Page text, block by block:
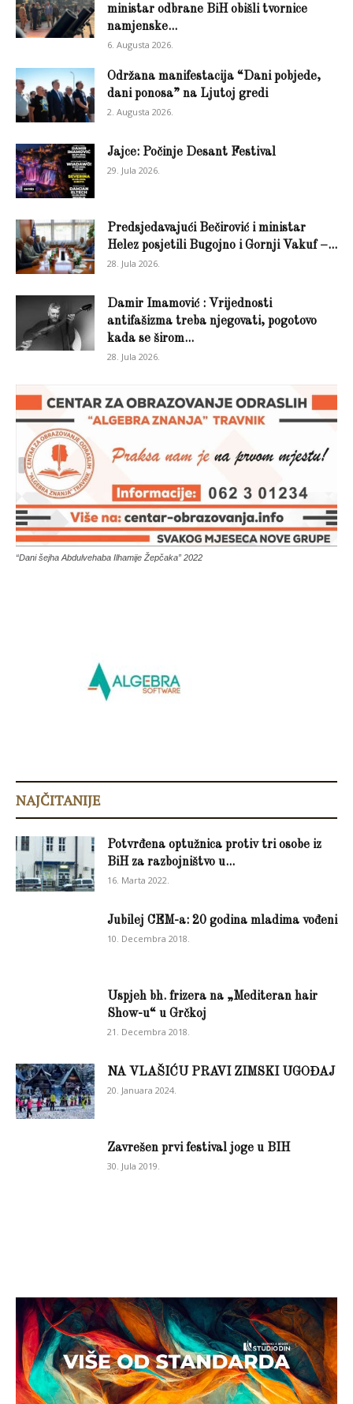
ministar odbrane BiH obišli tvornice
namjenske...
6. Augusta 2026.
Održana manifestacija “Dani pobjede,
dani ponosa” na Ljutoj gredi
2. Augusta 2026.
Jajce: Počinje Desant Festival
29. Jula 2026.
Predsjedavajući Bečirović i ministar
Helez posjetili Bugojno i Gornji Vakuf –...
28. Jula 2026.
Damir Imamović : Vrijednosti
antifašizma treba njegovati, pogotovo
kada se širom...
28. Jula 2026.
“Dani šejha Abdulvehaba Ilhamije Žepčaka” 2022
NAJČITANIJE
Potvrđena optužnica protiv tri osobe iz
BiH za razbojništvo u...
16. Marta 2022.
Jubilej CEM-a: 20 godina mladima vođeni
10. Decembra 2018.
Uspjeh bh. frizera na „Mediteran hair
Show-u“ u Grčkoj
21. Decembra 2018.
NA VLAŠIĆU PRAVI ZIMSKI UGOĐAJ
20. Januara 2024.
Zavrešen prvi festival joge u BIH
30. Jula 2019.